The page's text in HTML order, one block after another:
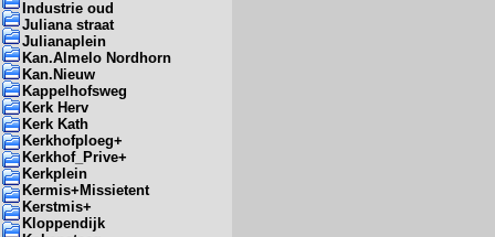
Industrie oud
Juliana straat
Julianaplein
Kan.Almelo Nordhorn
Kan.Nieuw
Kappelhofsweg
Kerk Herv
Kerk Kath
Kerkhofploeg+
Kerkhof_Prive+
Kerkplein
Kermis+Missietent
Kerstmis+
Kloppendijk